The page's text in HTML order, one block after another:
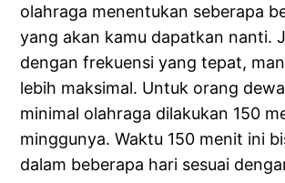
olahraga menentukan seberapa
yang akan kamu dapatkan nanti.
dengan frekuensi yang tepat,
lebih maksimal. Untuk orang
minimal olahraga dilakukan 150
minggunya. Waktu 150 menit ini
dalam beberapa hari sesuai